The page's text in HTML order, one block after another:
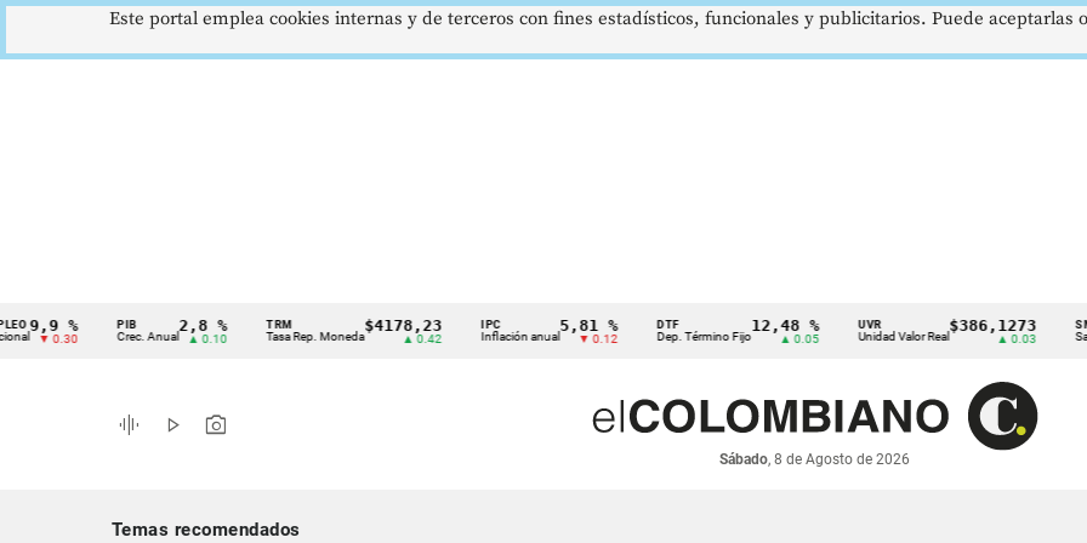
Cintillo
indicadores
económicos
%
▼ 0.30 Crec. Anual
2,8 %
▲ 0.10 Tasa Rep. Moneda
$4178,23
▲ 0.42 Inflación anual
5,81 %
▼ 0.12 Dep. Término Fijo
12,48 %
▲ 0.05 Unidad Valor Real
$386,1273
▲ 0.03
SMMLV
Salario
graphic_eq play_arrow photo_camera
Sábado, 8 de Agosto de 2026
Temas recomendados
Este portal emplea cookies internas y de terceros con fines estadísticos, funcionales y publicitarios. Puede aceptarlas